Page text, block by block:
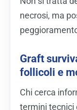
necrosi, ma
Graft
follicoli e
Chi cerca
termini tecnici